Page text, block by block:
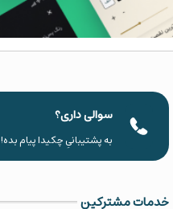
سوالی داری؟
به پشتیبانیِ چکیدا پیام بده!
خدمات مشترکین